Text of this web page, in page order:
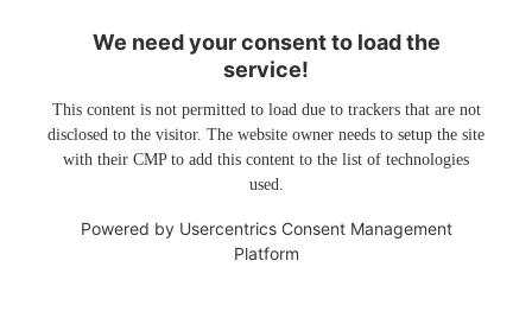
We need your consent to load the
service!
This content is not permitted to load due to trackers that are not
disclosed to the visitor. The website owner needs to setup the site
with their CMP to add this content to the list of technologies
used.
Powered by Usercentrics Consent Management
Platform